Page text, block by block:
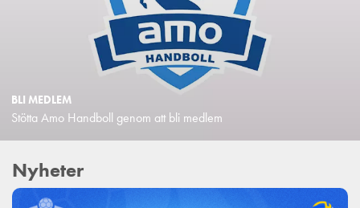
BLI MEDLEM
Stötta Amo Handboll genom att bli medlem
Nyheter